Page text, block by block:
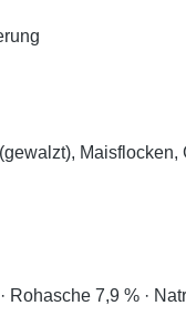
Rohasche 7,9 % ·